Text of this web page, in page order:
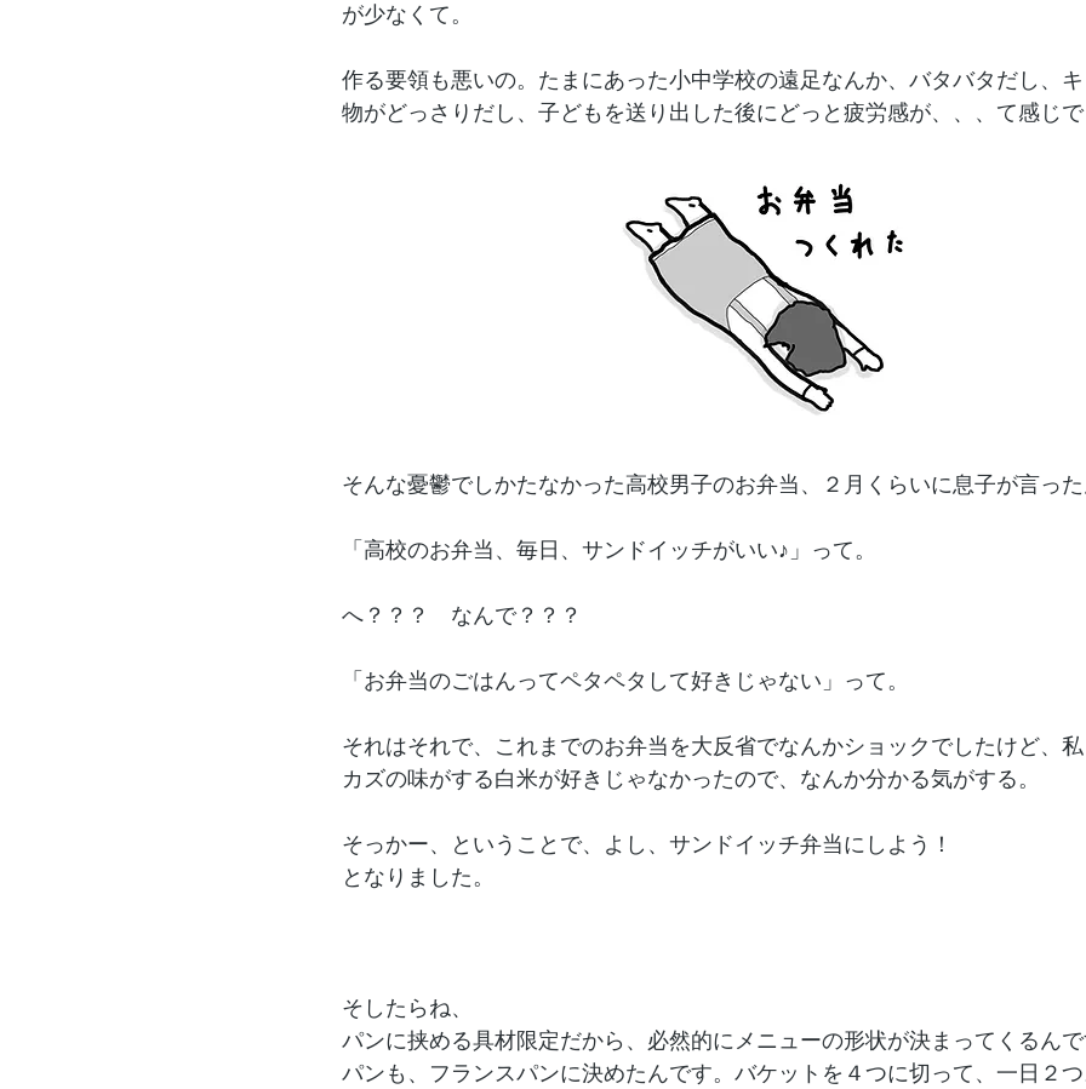
が少なくて。
作る要領も悪いの。たまにあった小中学校の遠足なんか、バタバタだし、
物がどっさりだし、子どもを送り出した後にどっと疲労感が、、、て感じ
そんな憂鬱でしかたなかった高校男子のお弁当、２月くらいに息子が言っ
「高校のお弁当、毎日、サンドイッチがいい♪」って。
へ？？？　なんで？？？
「お弁当のごはんってペタペタして好きじゃない」って。
それはそれで、これまでのお弁当を大反省でなんかショックでしたけど、
カズの味がする白米が好きじゃなかったので、なんか分かる気がする。
そっかー、ということで、よし、サンドイッチ弁当にしよう！
となりました。
そしたらね、
パンに挟める具材限定だから、必然的にメニューの形状が決まってくるん
パンも、フランスパンに決めたんです。バケットを４つに切って、一日２